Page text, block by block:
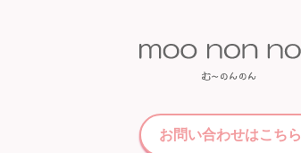
お問い合わせはこちら